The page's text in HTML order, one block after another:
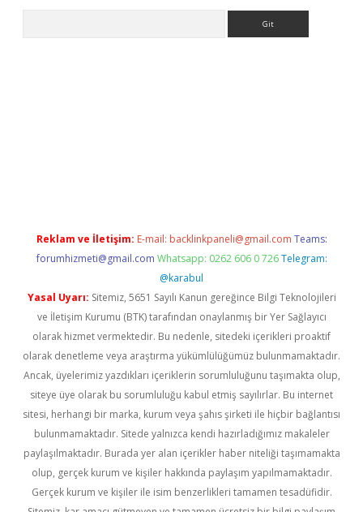
Reklam ve İletişim: E-mail: backlinkpaneli@gmail.com Teams:
forumhizmeti@gmail.com Whatsapp: 0262 606 0 726 Telegram:
@karabul
Yasal Uyarı: Sitemiz, 5651 Sayılı Kanun gereğince Bilgi Teknolojileri
ve İletişim Kurumu (BTK) tarafından onaylanmış bir Yer Sağlayıcı
olarak hizmet vermektedir. Bu nedenle, sitedeki içerikleri proaktif
olarak denetleme veya araştırma yükümlülüğümüz bulunmamaktadır.
Ancak, üyelerimiz yazdıkları içeriklerin sorumluluğunu taşımakta olup,
siteye üye olarak bu sorumluluğu kabul etmiş sayılırlar. Bu internet
sitesi, herhangi bir marka, kurum veya şahıs şirketi ile hiçbir bağlantısı
bulunmamaktadır. Sitede yalnızca kendi hazırladığımız makaleler
paylaşılmaktadır. Burada yer alan içerikler haber niteliği taşımamakta
olup, gerçek kurum ve kişiler hakkında paylaşım yapılmamaktadır.
Gerçek kurum ve kişiler ile isim benzerlikleri tamamen tesadüfidir.